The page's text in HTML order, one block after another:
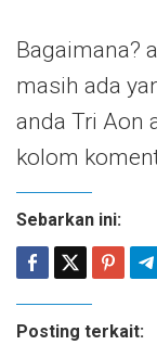
Bagaimana?
masih ada
anda Tri Aon
kolom
Sebarkan ini:
Posting terkait: